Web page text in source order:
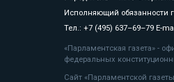
Исполняющий обязанности
Тел.: +7 (495) 637–69–79 E-
«Парламентская газета» -
федеральных
Сайт «Парламентской